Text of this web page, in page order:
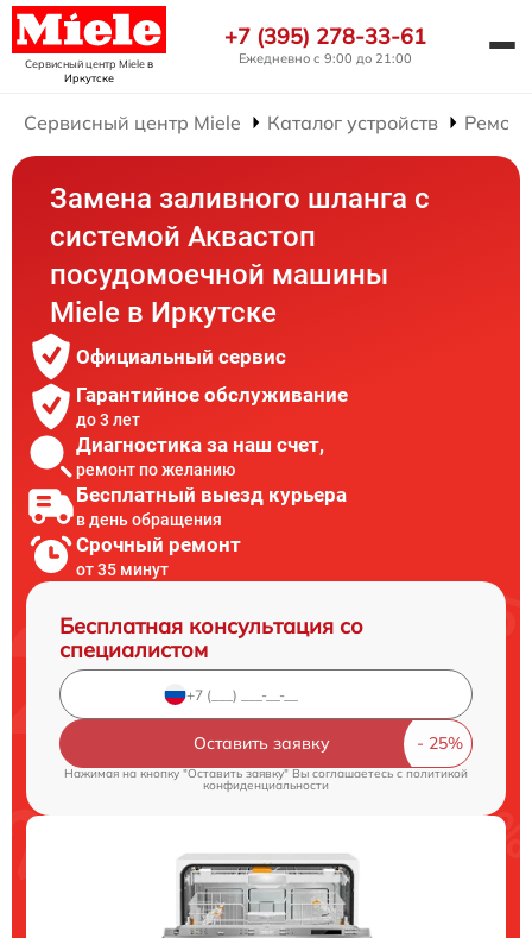
Сервисный центр Mieleв
Иркутске
+7 (395) 278-33-61
Ежедневно с 9:00 до 21:00
Сервисный центр Miele Каталог устройств
Замена заливного шланга с
системой Аквастоп
посудомоечной машины
Miele в Иркутске
Официальный сервис
Гарантийное обслуживание
до 3 лет
Диагностика за наш счет,
ремонт по желанию
Бесплатный выезд курьера
в день обращения
Срочный ремонт
от 35 минут
Бесплатная консультация со
специалистом
Оставить заявку
Нажимая на кнопку "Оставить заявку" Вы соглашаетесь cполитикой
конфиденциальности